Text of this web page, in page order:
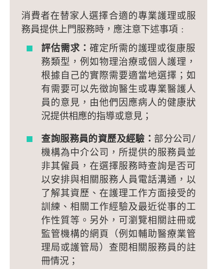
消費者在替家人選擇合適的專業護理或服
務員提供上門服務時，應注意下述事項﹕
評估需求： 確定所需的護理或復康服
務類型，例如物理治療或個人護理，
根據自己的實際需要適當地選擇；如
有需要可以先徵詢醫生或專業醫護人
員的意見，由他們因應病人的健康狀
況提供相應的指導或意見；
查詢服務員的資歷及經驗： 部分公司/
機構為中介公司，所提供的服務員並
非其僱員，在選擇服務時查詢是否可
以安排與相關服務人員電話溝通，以
了解其資歷、在護理工作方面接受的
訓練、相關工作經驗及最近從事的工
作性質等。另外，可瀏覽相關註冊或
監管機構的網頁（例如輔助醫療業管
理局或護管局）查閱相關服務員的註
冊情況；